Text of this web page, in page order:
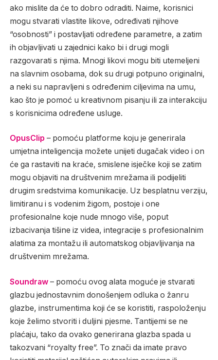
ako mislite da će to dobro odraditi. Naime, korisnici
mogu stvarati vlastite likove, određivati ​​njihove
“osobnosti” i postavljati određene parametre, a zatim
ih objavljivati ​​u zajednici kako bi i drugi mogli
razgovarati s njima. Mnogi likovi mogu biti utemeljeni
na slavnim osobama, dok su drugi potpuno originalni,
a neki su napravljeni s određenim ciljevima na umu,
kao što je pomoć u kreativnom pisanju ili za interakciju
s korisnicima određene usluge.
OpusClip – pomoću platforme koju je generirala
umjetna inteligencija možete unijeti dugačak video i on
će ga rastaviti na kraće, smislene isječke koji se zatim
mogu objaviti na društvenim mrežama ili podijeliti
drugim sredstvima komunikacije. Uz besplatnu verziju,
limitiranu i s vodenim žigom, postoje i one
profesionalne koje nude mnogo više, poput
izbacivanja tišine iz videa, integracije s profesionalnim
alatima za montažu ili automatskog objavljivanja na
društvenim mrežama.
Soundraw – pomoću ovog alata moguće je stvarati
glazbu jednostavnim donošenjem odluka o žanru
glazbe, instrumentima koji će se koristiti, raspoloženju
koje želimo stvoriti i duljini pjesme. Tantijemi se ne
plaćaju, tako da ovako generirana glazba spada u
takozvani “royalty free”. To znači da imate pravo